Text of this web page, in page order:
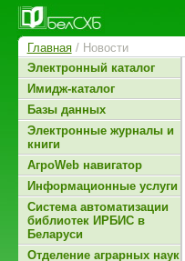
Главная/ Новости
Электронный каталог
Имидж-каталог
Базы данных
Электронные журналы и
книги
АгроWeb навигатор
Информационные услуги
Система автоматизации
библиотек ИРБИС в
Беларуси
Отделение аграрных наук